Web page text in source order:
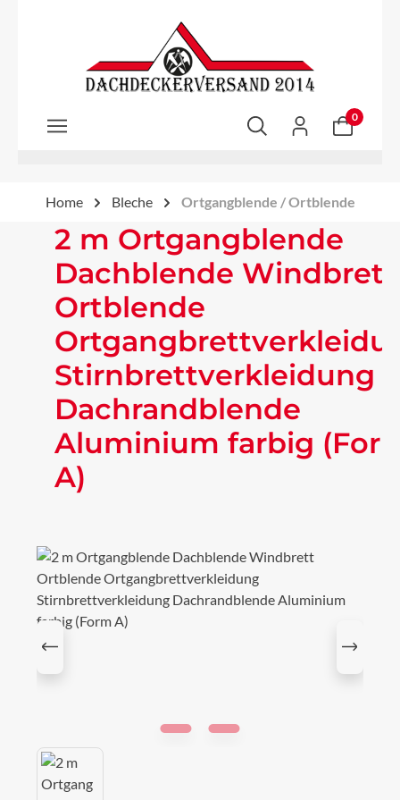
Zum Hauptinhalt springen
0
Home Bleche Ortgangblende / Ortblende
2 m Ortgangblende
Dachblende Windbrett
Ortblende
Stirnbrettverkleidung
Dachrandblende
Aluminium farbig
A)
Bildergalerie überspringen